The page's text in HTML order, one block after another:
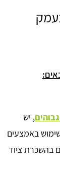
, יש
באמצעים
בהשכרת ציוד